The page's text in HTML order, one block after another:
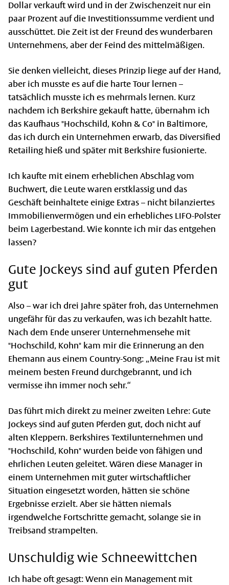
Dollar verkauft wird und in der Zwischenzeit nur ein
paar Prozent auf die Investitionssumme verdient und
ausschüttet. Die Zeit ist der Freund des wunderbaren
Unternehmens, aber der Feind des mittelmäßigen.
Sie denken vielleicht, dieses Prinzip liege auf der Hand,
aber ich musste es auf die harte Tour lernen –
tatsächlich musste ich es mehrmals lernen. Kurz
nachdem ich Berkshire gekauft hatte, übernahm ich
das Kaufhaus "Hochschild, Kohn & Co" in Baltimore,
das ich durch ein Unternehmen erwarb, das Diversified
Retailing hieß und später mit Berkshire fusionierte.
Ich kaufte mit einem erheblichen Abschlag vom
Buchwert, die Leute waren erstklassig und das
Geschäft beinhaltete einige Extras – nicht bilanziertes
Immobilienvermögen und ein erhebliches LIFO-Polster
beim Lagerbestand. Wie konnte ich mir das entgehen
lassen?
Gute Jockeys sind auf guten Pferden
gut
Also – war ich drei Jahre später froh, das Unternehmen
ungefähr für das zu verkaufen, was ich bezahlt hatte.
Nach dem Ende unserer Unternehmensehe mit
"Hochschild, Kohn" kam mir die Erinnerung an den
Ehemann aus einem Country-Song: „Meine Frau ist mit
meinem besten Freund durchgebrannt, und ich
vermisse ihn immer noch sehr.“
Das führt mich direkt zu meiner zweiten Lehre: Gute
Jockeys sind auf guten Pferden gut, doch nicht auf
alten Kleppern. Berkshires Textilunternehmen und
"Hochschild, Kohn" wurden beide von fähigen und
ehrlichen Leuten geleitet. Wären diese Manager in
einem Unternehmen mit guter wirtschaftlicher
Situation eingesetzt worden, hätten sie schöne
Ergebnisse erzielt. Aber sie hätten niemals
irgendwelche Fortschritte gemacht, solange sie in
Treibsand strampelten.
Unschuldig wie Schneewittchen
Ich habe oft gesagt: Wenn ein Management mit